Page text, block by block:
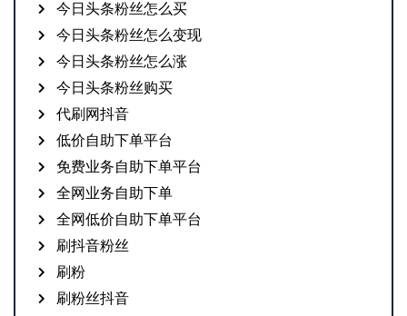
今日头条粉丝怎么买
今日头条粉丝怎么变现
今日头条粉丝怎么涨
今日头条粉丝购买
代刷网抖音
低价自助下单平台
免费业务自助下单平台
全网业务自助下单
全网低价自助下单平台
刷抖音粉丝
刷粉
刷粉丝抖音